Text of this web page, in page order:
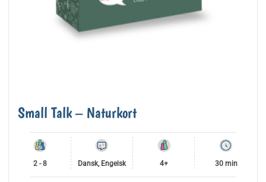
Small Talk – Naturkort
2 - 8 Dansk, Engelsk 4+ 30 min